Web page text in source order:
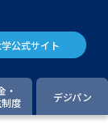
フ
テスト利用選抜の
学公式サイト
・
度
デジパン